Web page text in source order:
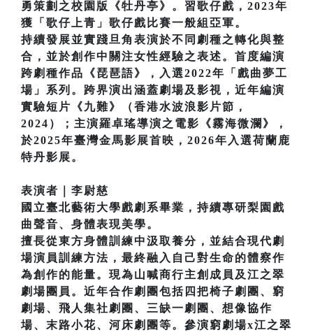
勇策劃之校園版《牡丹亭》。習歌仔戲，2023年
獲「歌仔上青」歌仔戲比賽一般組亞軍。
持續發展並實踐旦角表演於不同劇種之轉化與整
合，並於創作中關注女性經驗之表述。首度編演
跨劇種作品《琵琶語》，入選2022年「戲曲夢工
場」系列。跨界演出涵蓋劇場及影視，近年編演
實驗短片《九難》（香港水波浪影片節，
2024）；主演羅卓瑤導演之電影《霧海微瀾》，
於2025年臺灣金馬影展首映，2026年入選荷蘭鹿
特丹影展。
表演者｜李尉慈
國立臺北藝術大學戲劇系畢業，持續專研梨園戲
曲聲音、身體表現美學。
擅長從東方身體訓練中汲取養分，並結合現代劇
場演員訓練方法，最終融入自己對生命的體察作
為創作的能量。現為山喊商行主創成員及江之翠
劇場團員。近年合作劇團包括四把椅子劇團、窮
劇場、飛人集社劇團、三缺一劇團、想像協作
場、末路小花、河床劇團等。參演窮劇場x江之翠